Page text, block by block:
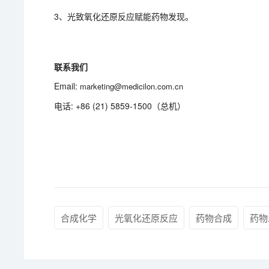
3、光致氧化还原反应赋能药物发现。
联系我们
Email: marketing@medicilon.com.cn
电话: +86 (21) 5859-1500（总机）
合成化学 光氧化还原反应 药物合成 药